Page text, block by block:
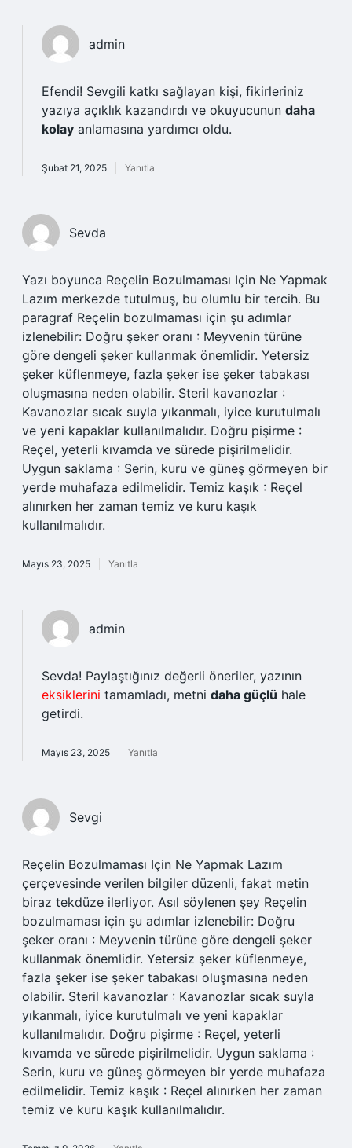
admin
Efendi! Sevgili katkı sağlayan kişi, fikirleriniz
yazıya açıklık kazandırdı ve okuyucunun daha
kolay anlamasına yardımcı oldu.
Şubat 21, 2025 Yanıtla
Sevda
Yazı boyunca Reçelin Bozulmaması Için Ne Yapmak
Lazım merkezde tutulmuş, bu olumlu bir tercih. Bu
paragraf Reçelin bozulmaması için şu adımlar
izlenebilir: Doğru şeker oranı : Meyvenin türüne
göre dengeli şeker kullanmak önemlidir. Yetersiz
şeker küflenmeye, fazla şeker ise şeker tabakası
oluşmasına neden olabilir. Steril kavanozlar :
Kavanozlar sıcak suyla yıkanmalı, iyice kurutulmalı
ve yeni kapaklar kullanılmalıdır. Doğru pişirme :
Reçel, yeterli kıvamda ve sürede pişirilmelidir.
Uygun saklama : Serin, kuru ve güneş görmeyen bir
yerde muhafaza edilmelidir. Temiz kaşık : Reçel
alınırken her zaman temiz ve kuru kaşık
kullanılmalıdır.
Mayıs 23, 2025 Yanıtla
admin
Sevda! Paylaştığınız değerli öneriler, yazının
eksiklerini tamamladı, metni daha güçlü hale
getirdi.
Mayıs 23, 2025 Yanıtla
Sevgi
Reçelin Bozulmaması Için Ne Yapmak Lazım
çerçevesinde verilen bilgiler düzenli, fakat metin
biraz tekdüze ilerliyor. Asıl söylenen şey Reçelin
bozulmaması için şu adımlar izlenebilir: Doğru
şeker oranı : Meyvenin türüne göre dengeli şeker
kullanmak önemlidir. Yetersiz şeker küflenmeye,
fazla şeker ise şeker tabakası oluşmasına neden
olabilir. Steril kavanozlar : Kavanozlar sıcak suyla
yıkanmalı, iyice kurutulmalı ve yeni kapaklar
kullanılmalıdır. Doğru pişirme : Reçel, yeterli
kıvamda ve sürede pişirilmelidir. Uygun saklama :
Serin, kuru ve güneş görmeyen bir yerde muhafaza
edilmelidir. Temiz kaşık : Reçel alınırken her zaman
temiz ve kuru kaşık kullanılmalıdır.